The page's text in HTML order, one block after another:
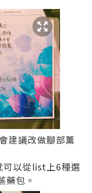
建議改做腳部薰
可以從list上6種選
藥包。